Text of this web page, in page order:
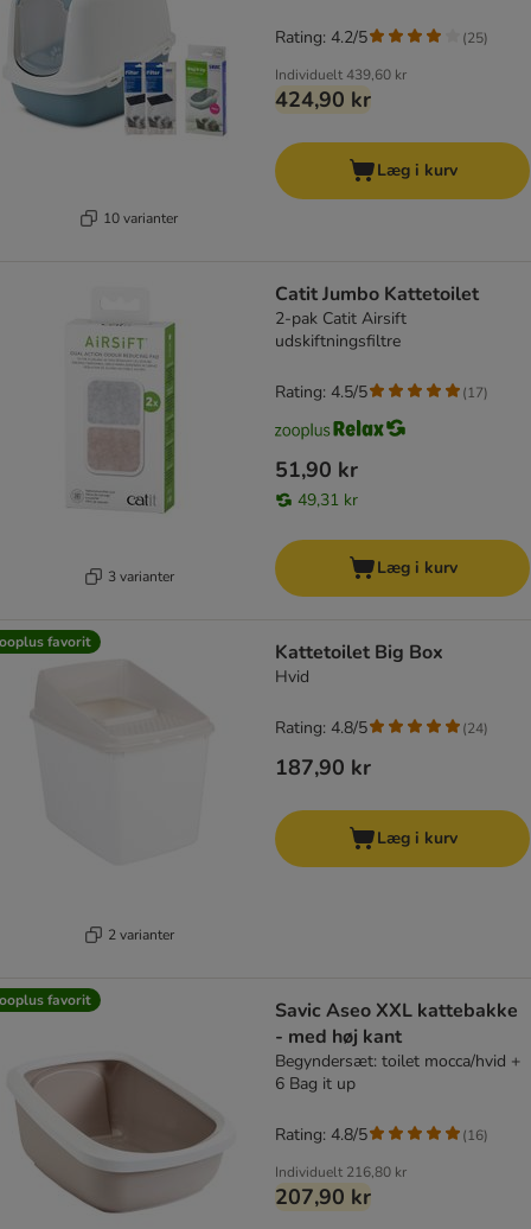
10 varianter
Individuelt439,60 kr
424,90 kr
Rating: 4.2/5 (25)
Læg i kurv
3 varianter
Catit Jumbo Kattetoilet
2-pak Catit Airsift
udskiftningsfiltre
51,90 kr
49,31 kr
Rating: 4.5/5 (17)
Læg i kurv
favorit
2 varianter
Kattetoilet Big Box
Hvid
187,90 kr
Rating: 4.8/5 (24)
Læg i kurv
favorit
Savic Aseo XXL kattebakke
- med høj kant
Begyndersæt: toilet mocca/hvid +
6 Bag it up
Individuelt 216,80 kr
207,90 kr
Rating: 4.8/5 (16)